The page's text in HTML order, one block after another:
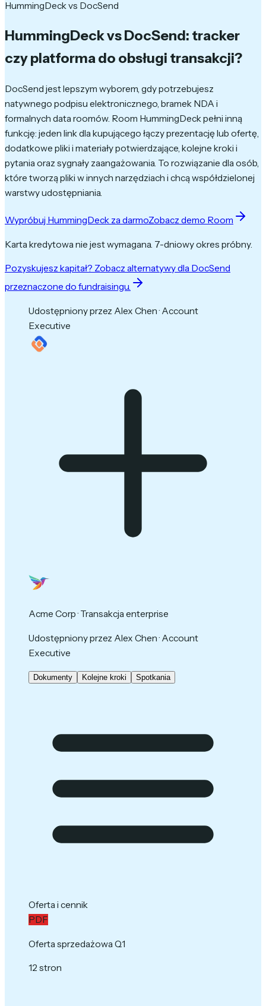
HummingDeck vs DocSend
HummingDeck vs DocSend: tracker
czy platforma do obsługi transakcji?
DocSend jest lepszym wyborem, gdy potrzebujesz
natywnego podpisu elektronicznego, bramek NDA i
formalnych data roomów. Room HummingDeck pełni inną
funkcję: jeden link dla kupującego łączy prezentację lub ofertę,
dodatkowe pliki i materiały potwierdzające, kolejne kroki i
pytania oraz sygnały zaangażowania. To rozwiązanie dla osób,
które tworzą pliki w innych narzędziach i chcą współdzielonej
warstwy udostępniania.
Wypróbuj HummingDeck za darmoZobacz demo Room
Karta kredytowa nie jest wymagana. 7-dniowy okres próbny.
Pozyskujesz kapitał? Zobacz alternatywy dla DocSend
przeznaczone do fundraisingu.
Udostępniony przez Alex Chen · Account
Executive
Acme Corp · Transakcja enterprise
Udostępniony przez Alex Chen · Account
Executive
Dokumenty Kolejne kroki Spotkania
Oferta i cennik
PDF
Oferta sprzedażowa Q1
12 stron